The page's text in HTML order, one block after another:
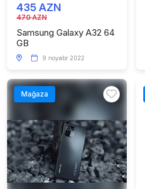
435 AZN
470 AZN
Samsung Galaxy A32 64
GB
9 noyabr 2022
Mağaza